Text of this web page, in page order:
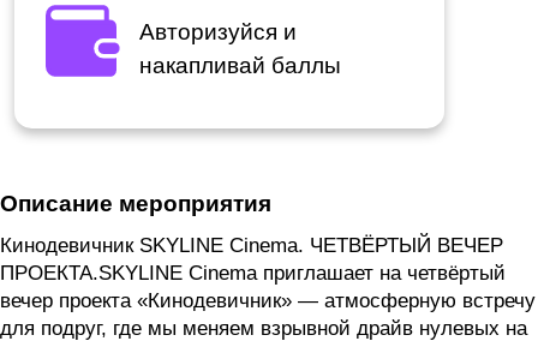
Авторизуйся и
накапливай баллы
Описание мероприятия
Кинодевичник SKYLINE Cinema. ЧЕТВЁРТЫЙ ВЕЧЕР
ПРОЕКТА.SKYLINE Cinema приглашает на четвёртый
вечер проекта «Кинодевичник» — атмосферную встречу
для подруг, где мы меняем взрывной драйв нулевых на